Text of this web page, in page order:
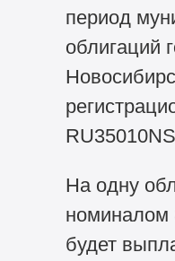
период
облигаций
На одну
номиналом
будет